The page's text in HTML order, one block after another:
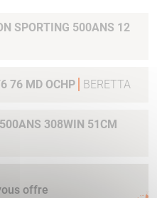
SPORTING 500ANS 12
76 MD OCHP BERETTA
308WIN 51CM
offre